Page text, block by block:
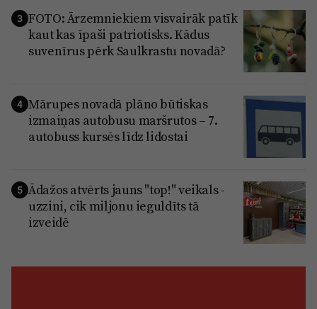
3 FOTO: Ārzemniekiem visvairāk patīk
kaut kas īpaši patriotisks. Kādus
suvenīrus pērk Saulkrastu novadā?
4 Mārupes novadā plāno būtiskas
izmaiņas autobusu maršrutos – 7.
autobuss kursēs līdz lidostai
5 Ādažos atvērts jauns "top!" veikals -
uzzini, cik miljonu ieguldīts tā
izveidē